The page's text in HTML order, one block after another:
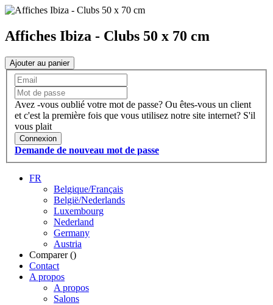
Affiches Ibiza - Clubs 50 x 70 cm
Ajouter au panier
Avez -vous oublié votre mot de passe? Ou êtes-vous un client
et c'est la première fois que vous utilisez notre site internet? S'il
vous plait
Connexion
Demande de nouveau mot de passe
FR
Belgique/Français
België/Nederlands
Luxembourg
Nederland
Germany
Austria
Comparer ()
Contact
A propos
A propos
Salons